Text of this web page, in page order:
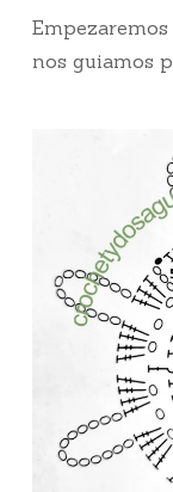
nos guiamos